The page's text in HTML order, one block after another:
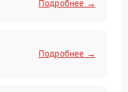
Подробнее →
Подробнее →